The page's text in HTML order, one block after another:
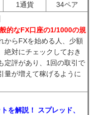
1通貨
34ペア
的なFX口座の1/1000の規
からFXを始める人、少額
絶対にチェックしておき
定評があり、1回の取引で
量が増えて稼げるように
を解説！ スプレッド、